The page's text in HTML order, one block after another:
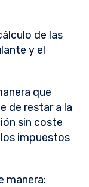
de las
y el
que
de restar a la
sin coste
impuestos
manera: